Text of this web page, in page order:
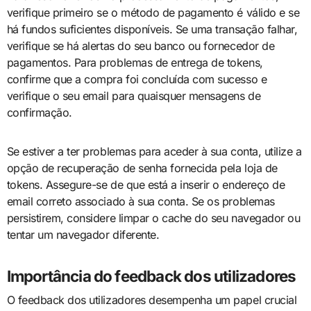
verifique primeiro se o método de pagamento é válido e se
há fundos suficientes disponíveis. Se uma transação falhar,
verifique se há alertas do seu banco ou fornecedor de
pagamentos. Para problemas de entrega de tokens,
confirme que a compra foi concluída com sucesso e
verifique o seu email para quaisquer mensagens de
confirmação.
Se estiver a ter problemas para aceder à sua conta, utilize a
opção de recuperação de senha fornecida pela loja de
tokens. Assegure-se de que está a inserir o endereço de
email correto associado à sua conta. Se os problemas
persistirem, considere limpar o cache do seu navegador ou
tentar um navegador diferente.
Importância do feedback dos utilizadores
O feedback dos utilizadores desempenha um papel crucial